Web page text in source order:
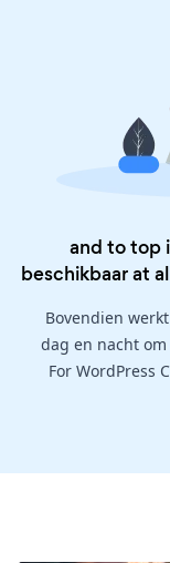
and to top
beschikbaar at
Bovendien
dag en nacht
For WordPress